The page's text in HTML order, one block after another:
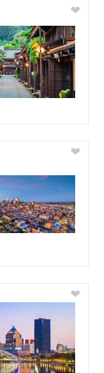
❤
❤
❤